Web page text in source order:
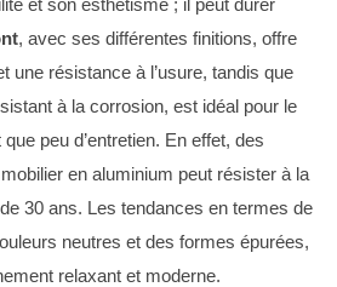
et son esthétisme ; il peut durer
, avec ses différentes finitions, offre
une résistance à l’usure, tandis que
à la corrosion, est idéal pour le
peu d’entretien. En effet, des
en aluminium peut résister à la
30 ans. Les tendances en termes de
neutres et des formes épurées,
relaxant et moderne.